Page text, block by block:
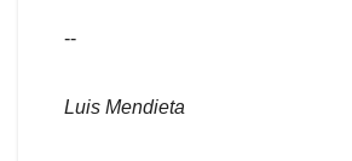
--
Luis Mendieta